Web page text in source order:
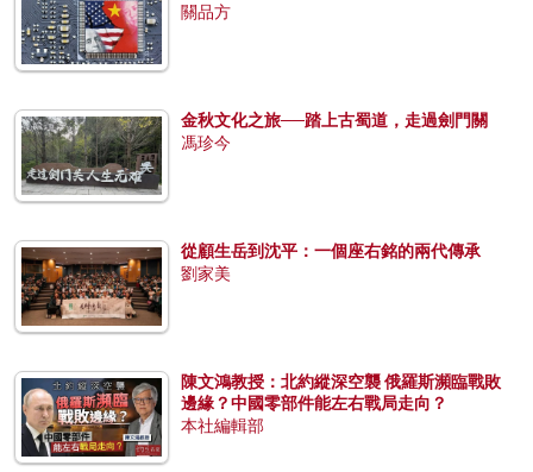
關品方
金秋文化之旅──踏上古蜀道，走過劍門關
馮珍今
從顧生岳到沈平：一個座右銘的兩代傳承
劉家美
陳文鴻教授：北約縱深空襲 俄羅斯瀕臨戰敗
邊緣？中國零部件能左右戰局走向？
本社編輯部